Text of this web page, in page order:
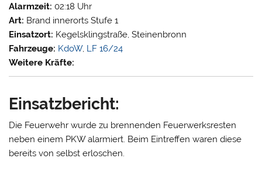
Alarmzeit: 02:18 Uhr
Art: Brand innerorts Stufe 1
Einsatzort: Kegelsklingstraße, Steinenbronn
Fahrzeuge: KdoW, LF 16/24
Weitere Kräfte:
Einsatzbericht:
Die Feuerwehr wurde zu brennenden Feuerwerksresten
neben einem PKW alarmiert. Beim Eintreffen waren diese
bereits von selbst erloschen.